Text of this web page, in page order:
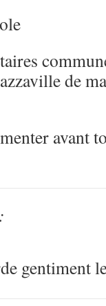
de
avant
gentiment